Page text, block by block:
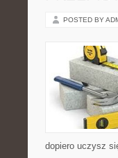
POSTED BY
dopiero uczysz